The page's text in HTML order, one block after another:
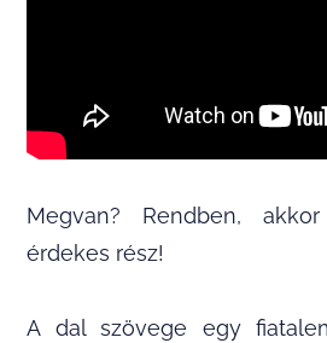
Megvan? Rendben,
érdekes rész!
A dal szövege egy